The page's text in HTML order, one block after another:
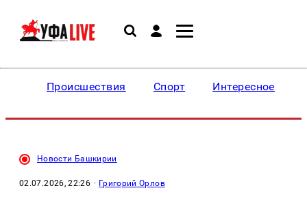
Происшествия Спорт Интересное
Новости Башкирии
02.07.2026, 22:26 · Григорий Орлов